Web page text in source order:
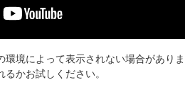
環境によって表示されない場合がありま
かお試しください。